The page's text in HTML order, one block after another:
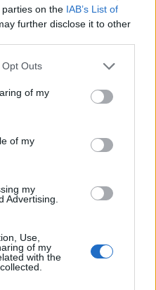
on the IAB’s List of
further disclose it to other
uses one or more Google
behaviour. You may click to
and its third-party tags to
purposes in below Google
Outs
of my
of my
my
Advertising.
Use,
of my
with the